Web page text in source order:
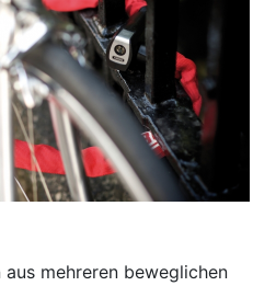
mehreren beweglichen